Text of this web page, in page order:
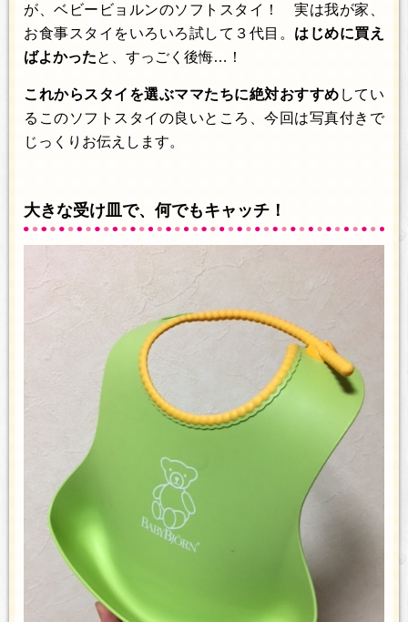
が、ベビービョルンのソフトスタイ！ 実は我が家、
お食事スタイをいろいろ試して３代目。 はじめに買え
ばよかったと、すっごく後悔…！
これからスタイを選ぶママたちに絶対おすすめ してい
るこのソフトスタイの良いところ、今回は写真付きで
じっくりお伝えします。
大きな受け皿で、何でもキャッチ！